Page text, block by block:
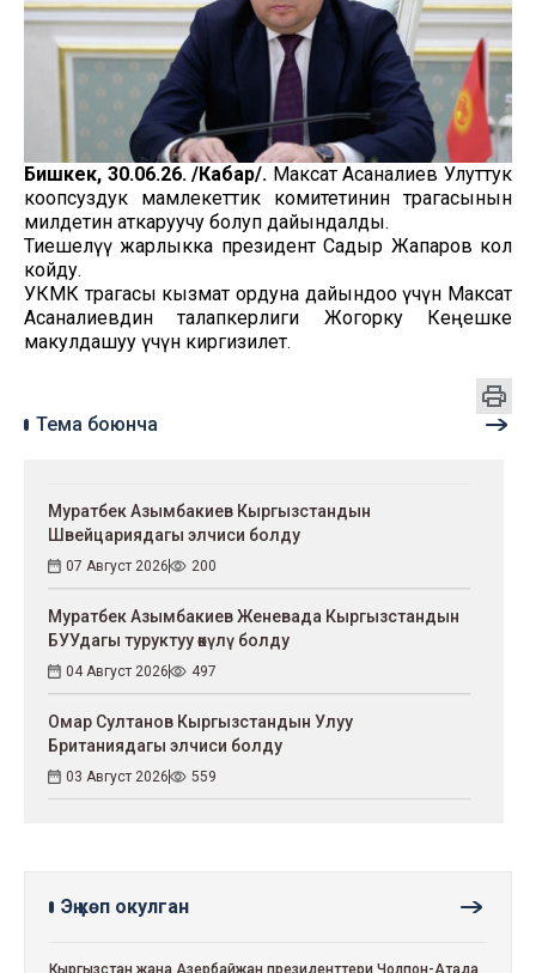
Бишкек, 30.06.26. /Кабар/. Максат Асаналиев Улуттук
коопсуздук мамлекеттик комитетинин төрагасынын
милдетин аткаруучу болуп дайындалды.
Тиешелүү жарлыкка президент Садыр Жапаров кол
койду.
УКМК төрагасы кызмат ордуна дайындоо үчүн Максат
Асаналиевдин талапкерлиги Жогорку Кеңешке
макулдашуу үчүн киргизилет.
Тема боюнча
Муратбек Азымбакиев Кыргызстандын
Швейцариядагы элчиси болду
07 Август 2026 200
Муратбек Азымбакиев Женевада Кыргызстандын
БУУдагы туруктуу өкүлү болду
04 Август 2026 497
Омар Султанов Кыргызстандын Улуу
Британиядагы элчиси болду
03 Август 2026 559
Эң көп окулган
Кыргызстан жана Азербайжан президенттери Чолпон-Атада